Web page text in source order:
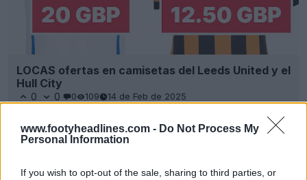
www.footyheadlines.com - Do Not Process My
Personal Information
If you wish to opt-out of the sale, sharing to third parties, or
LOCAS ofertas en camisetas del Leeds United y el
Hull City
0 0 0 109 14 de Feb de 2025